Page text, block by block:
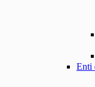
Enti